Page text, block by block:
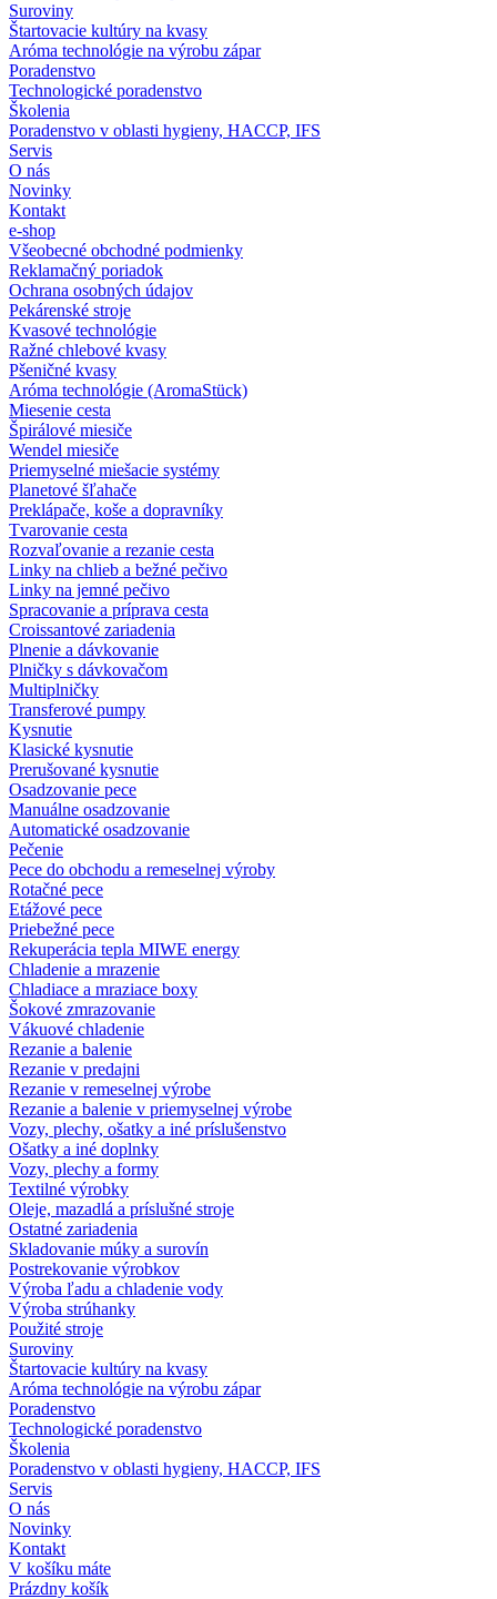
Suroviny
Štartovacie kultúry na kvasy
Aróma technológie na výrobu zápar
Poradenstvo
Technologické poradenstvo
Školenia
Poradenstvo v oblasti hygieny, HACCP, IFS
Servis
O nás
Novinky
Kontakt
e-shop
Všeobecné obchodné podmienky
Reklamačný poriadok
Ochrana osobných údajov
Pekárenské stroje
Kvasové technológie
Ražné chlebové kvasy
Pšeničné kvasy
Aróma technológie (AromaStück)
Miesenie cesta
Špirálové miesiče
Wendel miesiče
Priemyselné miešacie systémy
Planetové šľahače
Preklápače, koše a dopravníky
Tvarovanie cesta
Rozvaľovanie a rezanie cesta
Linky na chlieb a bežné pečivo
Linky na jemné pečivo
Spracovanie a príprava cesta
Croissantové zariadenia
Plnenie a dávkovanie
Plničky s dávkovačom
Multiplničky
Transferové pumpy
Kysnutie
Klasické kysnutie
Prerušované kysnutie
Osadzovanie pece
Manuálne osadzovanie
Automatické osadzovanie
Pečenie
Pece do obchodu a remeselnej výroby
Rotačné pece
Etážové pece
Priebežné pece
Rekuperácia tepla MIWE energy
Chladenie a mrazenie
Chladiace a mraziace boxy
Šokové zmrazovanie
Vákuové chladenie
Rezanie a balenie
Rezanie v predajni
Rezanie v remeselnej výrobe
Rezanie a balenie v priemyselnej výrobe
Vozy, plechy, ošatky a iné príslušenstvo
Ošatky a iné doplnky
Vozy, plechy a formy
Textilné výrobky
Oleje, mazadlá a príslušné stroje
Ostatné zariadenia
Skladovanie múky a surovín
Postrekovanie výrobkov
Výroba ľadu a chladenie vody
Výroba strúhanky
Použité stroje
Suroviny
Štartovacie kultúry na kvasy
Aróma technológie na výrobu zápar
Poradenstvo
Technologické poradenstvo
Školenia
Poradenstvo v oblasti hygieny, HACCP, IFS
Servis
O nás
Novinky
Kontakt
V košíku máte
Prázdny košík